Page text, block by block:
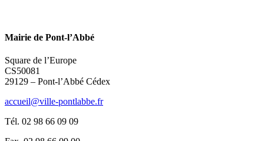
Mairie de Pont-l’Abbé
Square de l’Europe
CS50081
29129 – Pont-l’Abbé Cédex
accueil@ville-pontlabbe.fr
Tél. 02 98 66 09 09